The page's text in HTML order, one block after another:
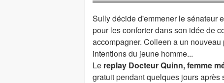
Sully décide d'emmener le sénateur
pour les conforter dans son idée de
accompagner. Colleen a un
intentions du jeune homme...
Le replay Docteur Quinn, femme
gratuit pendant quelques jours après